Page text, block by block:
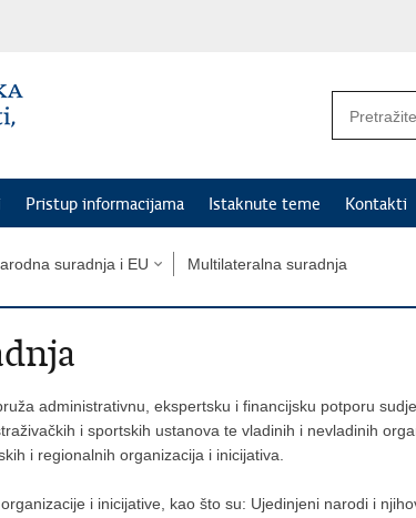
Pristup informacijama Istaknute teme Kontakti
suradnja i EU Multilateralna suradnja
administrativnu, ekspertsku i financijsku potporu
i sportskih ustanova te vladinih i nevladinih
i regionalnih organizacija i inicijativa.
i inicijative, kao što su: Ujedinjeni narodi i